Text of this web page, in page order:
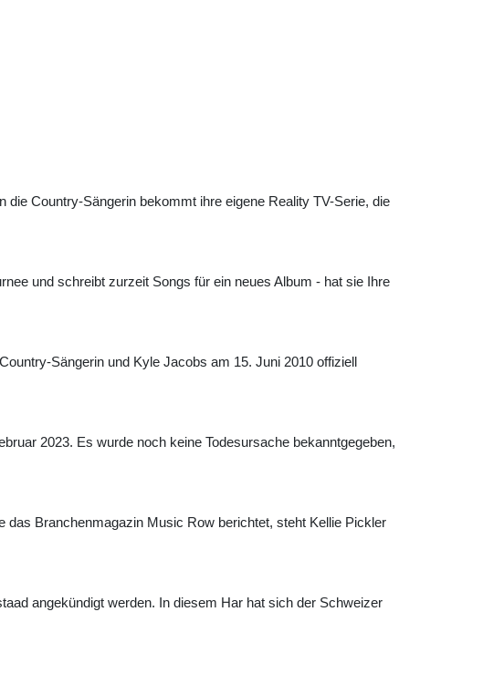
Country-Sängerin bekommt ihre eigene Reality TV-Serie, die
und schreibt zurzeit Songs für ein neues Album - hat sie Ihre
Sängerin und Kyle Jacobs am 15. Juni 2010 offiziell
2023. Es wurde noch keine Todesursache bekanntgegeben,
das Branchenmagazin Music Row berichtet, steht Kellie Pickler
angekündigt werden. In diesem Har hat sich der Schweizer